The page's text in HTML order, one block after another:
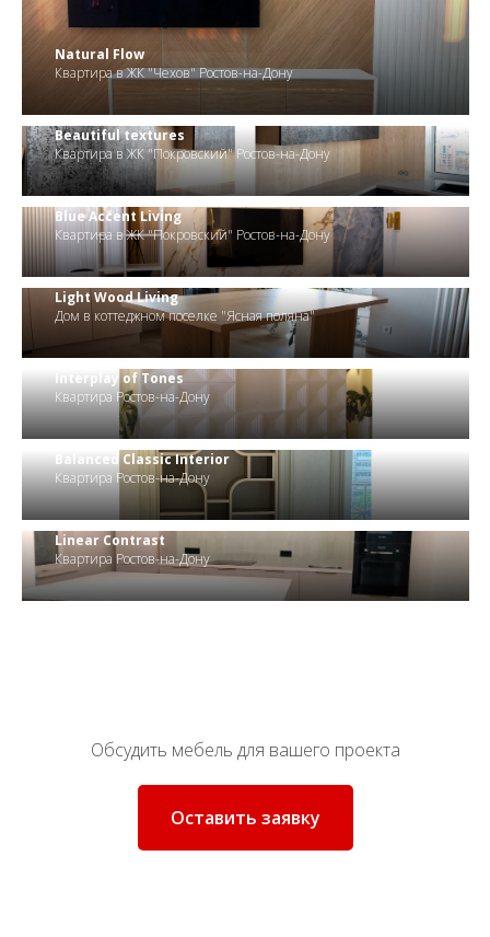
Natural Flow
Квартира в ЖК "Чехов" Ростов-на-Дону
Beautiful textures
Квартира в ЖК "Покровский" Ростов-на-Дону
Blue Accent Living
Квартира в ЖК "Покровский" Ростов-на-Дону
Light Wood Living
Дом в коттеджном поселке "Ясная поляна"
Interplay of Tones
Квартира Ростов-на-Дону
Balanced Classic Interior
Квартира Ростов-на-Дону
Linear Contrast
Квартира Ростов-на-Дону
Обсудить мебель для вашего проекта
Оставить заявку